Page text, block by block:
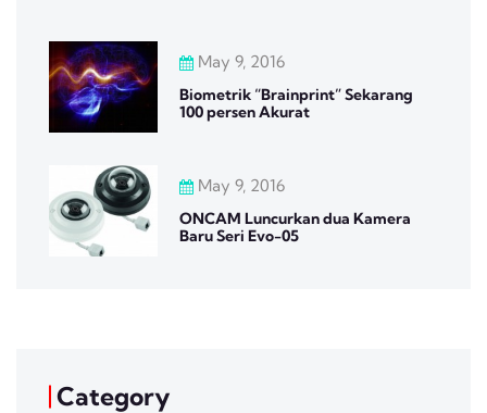
May 9, 2016
Biometrik “Brainprint” Sekarang
100 persen Akurat
May 9, 2016
ONCAM Luncurkan dua Kamera
Baru Seri Evo-05
Category